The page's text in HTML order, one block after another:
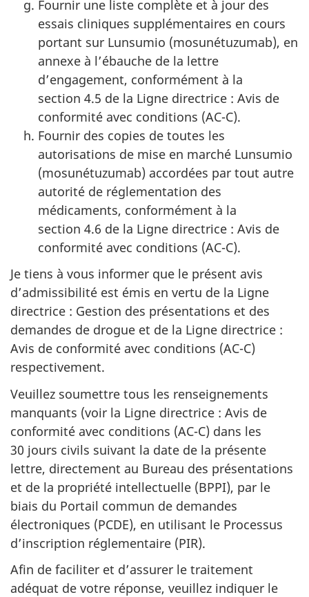
Fournir une liste complète et à jour des
essais cliniques supplémentaires en cours
portant sur Lunsumio (mosunétuzumab), en
annexe à l’ébauche de la lettre
d’engagement, conformément à la
section 4.5 de la Ligne directrice : Avis de
conformité avec conditions (AC-C).
Fournir des copies de toutes les
autorisations de mise en marché Lunsumio
(mosunétuzumab) accordées par tout autre
autorité de réglementation des
médicaments, conformément à la
section 4.6 de la Ligne directrice : Avis de
conformité avec conditions (AC-C).
Je tiens à vous informer que le présent avis
d’admissibilité est émis en vertu de la Ligne
directrice : Gestion des présentations et des
demandes de drogue et de la Ligne directrice :
Avis de conformité avec conditions (AC-C)
respectivement.
Veuillez soumettre tous les renseignements
manquants (voir la Ligne directrice : Avis de
conformité avec conditions (AC-C) dans les
30 jours civils suivant la date de la présente
lettre, directement au Bureau des présentations
et de la propriété intellectuelle (BPPI), par le
biais du Portail commun de demandes
électroniques (PCDE), en utilisant le Processus
d’inscription réglementaire (PIR).
Afin de faciliter et d’assurer le traitement
adéquat de votre réponse, veuillez indiquer le